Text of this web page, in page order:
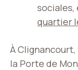
sociales,
quartier
À
la Porte de